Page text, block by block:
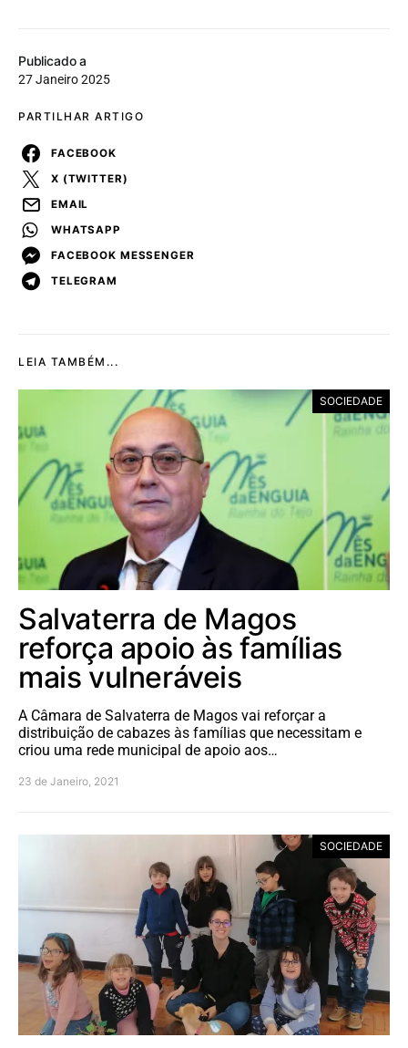
Publicado a
27 Janeiro 2025
PARTILHAR ARTIGO
FACEBOOK
X (TWITTER)
EMAIL
WHATSAPP
FACEBOOK MESSENGER
TELEGRAM
LEIA TAMBÉM...
SOCIEDADE
Salvaterra de Magos
reforça apoio às famílias
mais vulneráveis
A Câmara de Salvaterra de Magos vai reforçar a
distribuição de cabazes às famílias que necessitam e
criou uma rede municipal de apoio aos…
23 de Janeiro, 2021
SOCIEDADE